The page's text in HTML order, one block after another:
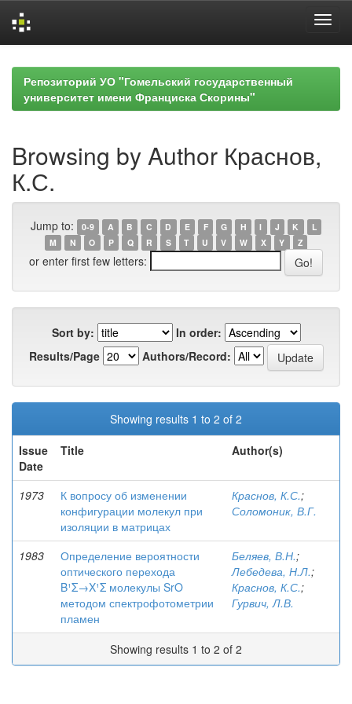
navigationРепозиторий УО "Гомельский государственный
университет имени Франциска Скорины"
Browsing by Author Краснов,
К.С.
Jump to: 0-9 A B C D E F G H I J K
L
M
N O P Q R S T U V W X Y Z
or enter first few letters:
Sort by:
In order:
Results/Page
Authors/Record:
Showing results 1 to 2 of 2
Issue
Date
Title Author(s)
1973
К вопросу об изменении
конфигурации молекул при
изоляции в матрицах
Краснов, К.С.;
Соломоник, В.Г.
1983
Определение вероятности
оптического перехода
B¹Σ→X¹Σ молекулы SrO
методом спектрофотометрии
пламен
Беляев, В.Н.;
Лебедева, Н.Л.;
Краснов, К.С.;
Гурвич, Л.В.
Showing results 1 to 2 of 2